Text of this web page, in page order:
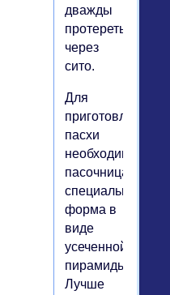
дважды
протереть
через
сито.
Для
приготовления
пасхи
необходима
пасочница,
специальная
форма в
виде
усеченной
пирамиды.
Лучше